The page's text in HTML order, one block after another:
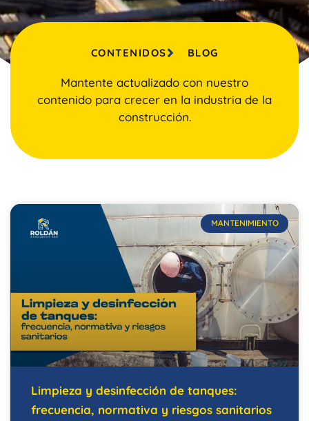
CONTENIDOS BLOG
Mantente actualizado con nuestro
contenido para crecer en la industria de la
construcción.
MANTENIMIENTO
Limpieza y desinfección de tanques:
frecuencia, normativa y riesgos sanitarios